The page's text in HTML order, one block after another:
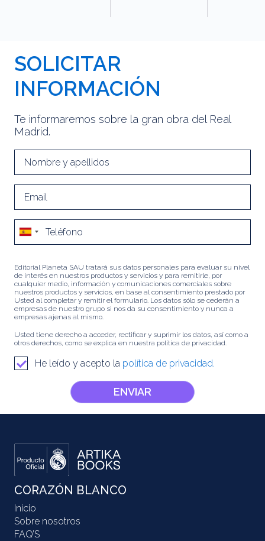
SOLICITAR
INFORMACIÓN
Te informaremos sobre la gran obra del Real
Madrid.
Editorial Planeta SAU tratará sus datos personales para evaluar su nivel
de interés en nuestros productos y servicios y para remitirle, por
cualquier medio, información y comunicaciones comerciales sobre
nuestros productos y servicios, en base al consentimiento prestado por
Usted al completar y remitir el formulario. Los datos sólo se cederán a
empresas de nuestro grupo si nos da su consentimiento y nunca a
empresas ajenas al mismo.
Usted tiene derecho a acceder, rectificar y suprimir los datos, así como a
otros derechos, como se explica en nuestra política de privacidad.
He leído y acepto la política de privacidad.
ENVIAR
CORAZÓN BLANCO
Inicio
Sobre nosotros
FAQ’S